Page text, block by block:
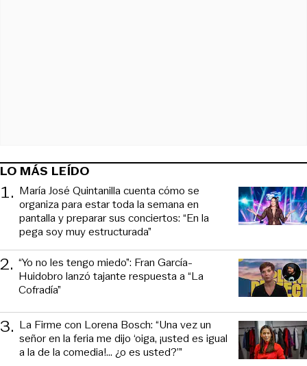
LO MÁS LEÍDO
1. María José Quintanilla cuenta cómo se
organiza para estar toda la semana en
pantalla y preparar sus conciertos: “En la
pega soy muy estructurada”
2. “Yo no les tengo miedo”: Fran García-
Huidobro lanzó tajante respuesta a “La
Cofradía”
3. La Firme con Lorena Bosch: “Una vez un
señor en la feria me dijo ‘oiga, ¡usted es igual
a la de la comedia!... ¿o es usted?’”